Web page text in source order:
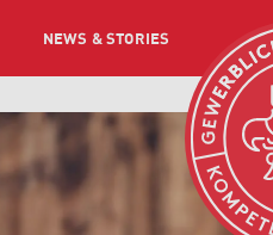
NEWS & STORIES